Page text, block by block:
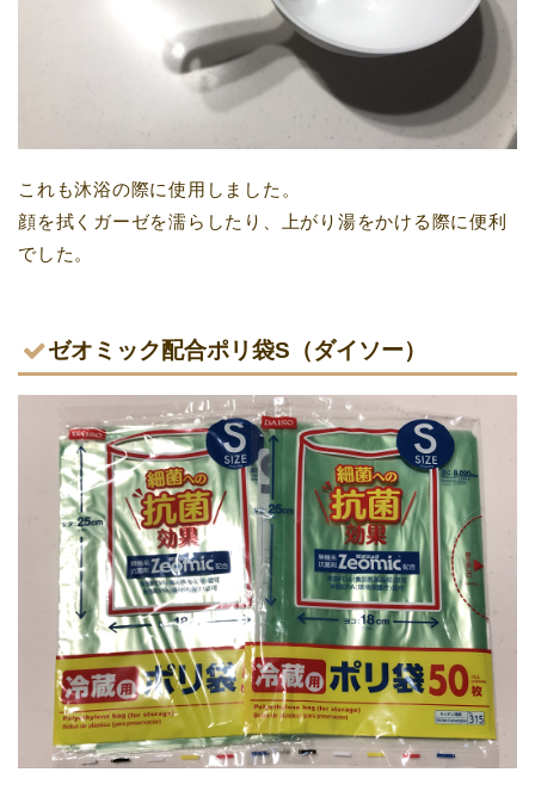
これも沐浴の際に使用しました。
顔を拭くガーゼを濡らしたり、上がり湯をかける際に便利
でした。
ゼオミック配合ポリ袋S（ダイソー）